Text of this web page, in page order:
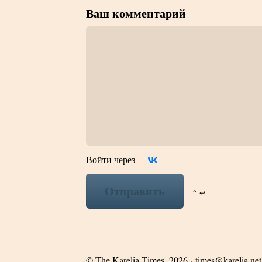
Ваш комментарий
Войти через
Отправить ⌃ ↩